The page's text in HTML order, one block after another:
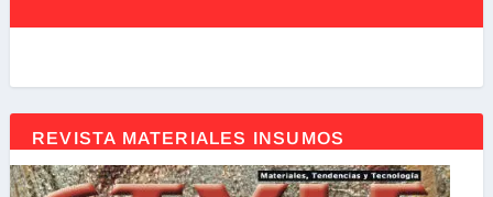
REVISTA MATERIALES INSUMOS